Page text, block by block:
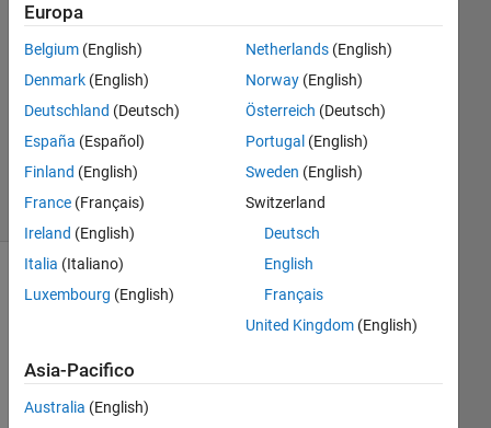
2
Risposte
Aggiornato
27 Mar
2017
14
Visualizzazioni
(30 giorni)
Mostra
Europa
Belgium (English)
Denmark (English)
Deutschland (Deutsch)
España (Español)
Finland (English)
France (Français)
Ireland (English)
Italia (Italiano)
Luxembourg (English)
Netherlands(English)
Norway(English)
Österreich (Deutsch)
Portugal (English)
Sweden (English)
Switzerland
Deutsch
English
Français
United Kingdom(English)
Asia-Pacifico
Australia (English)